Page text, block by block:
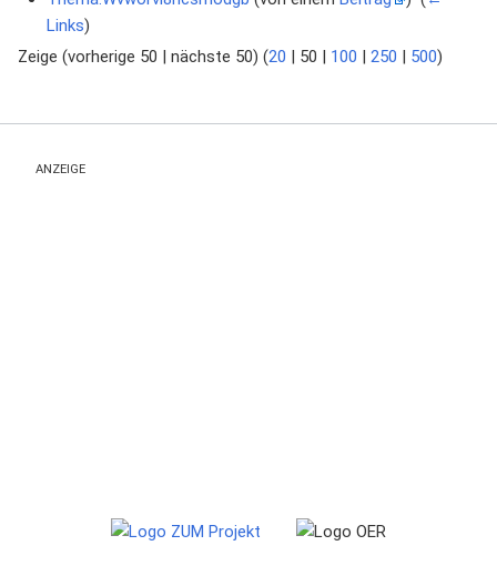
Links)
Zeige (vorherige 50 | nächste 50) (20 | 50 | 100 | 250 | 500)
ANZEIGE